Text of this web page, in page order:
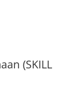
(SKILL